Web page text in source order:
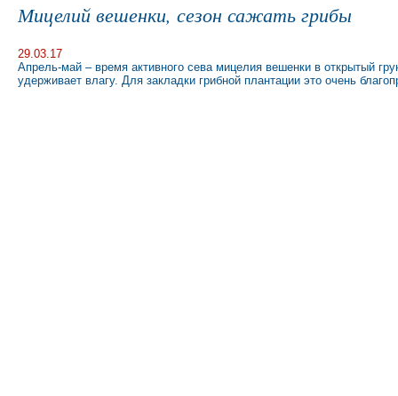
Мицелий вешенки, сезон сажать грибы
29.03.17
Апрель-май – время активного сева мицелия вешенки в открытый
удерживает влагу. Для закладки грибной плантации это очень